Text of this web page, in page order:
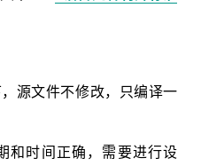
源文件不修改，只编译一
和时间正确，需要进行设